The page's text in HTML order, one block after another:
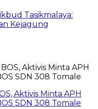
Tasikmalaya:
Kejagung
Aktivis Minta APH
SDN 308 Tomale